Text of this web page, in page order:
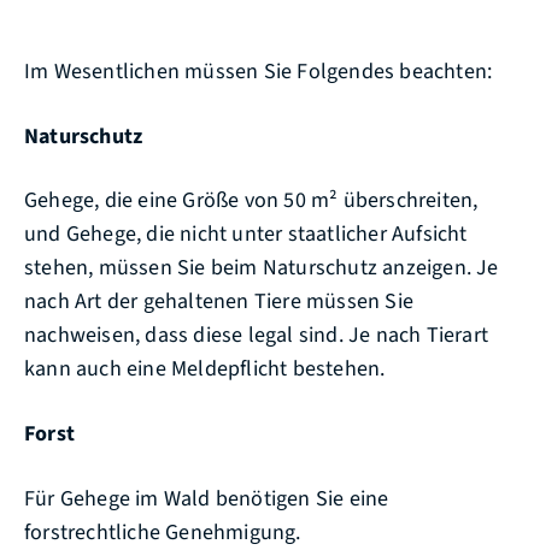
Im Wesentlichen müssen Sie Folgendes beachten:
Naturschutz
Gehege, die eine Größe von 50 m² überschreiten,
und Gehege, die nicht unter staatlicher Aufsicht
stehen, müssen Sie beim Naturschutz anzeigen. Je
nach Art der gehaltenen Tiere müssen Sie
nachweisen, dass diese legal sind. Je nach Tierart
kann auch eine Meldepflicht bestehen.
Forst
Für Gehege im Wald benötigen Sie eine
forstrechtliche Genehmigung.